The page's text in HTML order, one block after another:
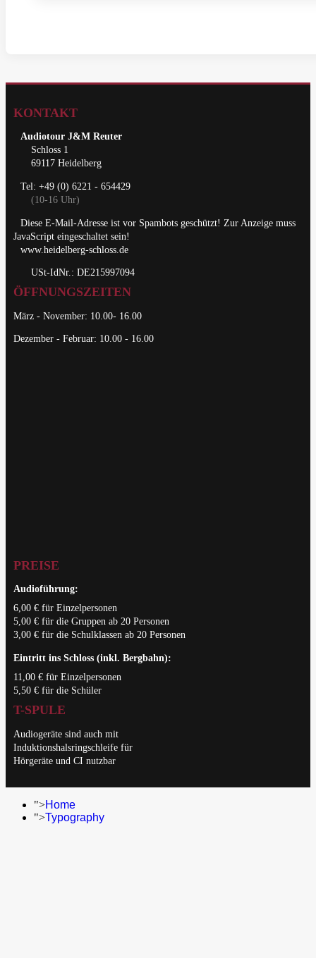
KONTAKT
Audiotour J&M Reuter
Schloss 1
69117 Heidelberg
Tel: +49 (0) 6221 - 654429
(10-16 Uhr)
Diese E-Mail-Adresse ist vor Spambots geschützt! Zur Anzeige muss
JavaScript eingeschaltet sein!
www.heidelberg-schloss.de
USt-IdNr.: DE215997094
ÖFFNUNGSZEITEN
März - November: 10.00- 16.00
Dezember - Februar: 10.00 - 16.00
PREISE
Audioführung:
6,00 € für Einzelpersonen
5,00 € für die Gruppen ab 20 Personen
3,00 € für die Schulklassen ab 20 Personen
Eintritt ins Schloss (inkl. Bergbahn):
11,00 € für Einzelpersonen
5,50 € für die Schüler
T-SPULE
Audiogeräte sind auch mit
Induktionshalsringschleife für
Hörgeräte und CI nutzbar
">Home
">Typography